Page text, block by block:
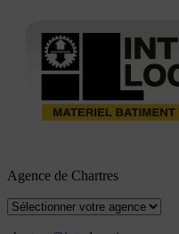
Agence de Chartres